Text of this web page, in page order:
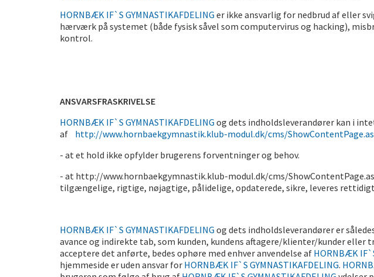
HORNBÆK IF`S GYMNASTIKAFDELING er ikke ansvarlig for nedbrud af eller
hærværk på systemet (både fysisk såvel som computervirus og hacking),
kontrol.
ANSVARSFRASKRIVELSE
HORNBÆK IF`S GYMNASTIKAFDELING og dets indholdsleverandører kan i
af http://www.hornbaekgymnastik.klub-modul.dk/cms/
- at et hold ikke opfylder brugerens forventninger og behov.
- at http://www.hornbaekgymnastik.klub-modul.dk/cms/
tilgængelige, rigtige, nøjagtige, pålidelige, opdaterede, sikre, leveres
HORNBÆK IF`S GYMNASTIKAFDELING og dets indholdsleverandører er
avance og indirekte tab, som kunden, kundens aftagere/klienter/kunder eller
acceptere det anførte, bedes ophøre med enhver anvendelse af HORNBÆK
hjemmeside er uden ansvar for HORNBÆK IF`S GYMNASTIKAFDELING.